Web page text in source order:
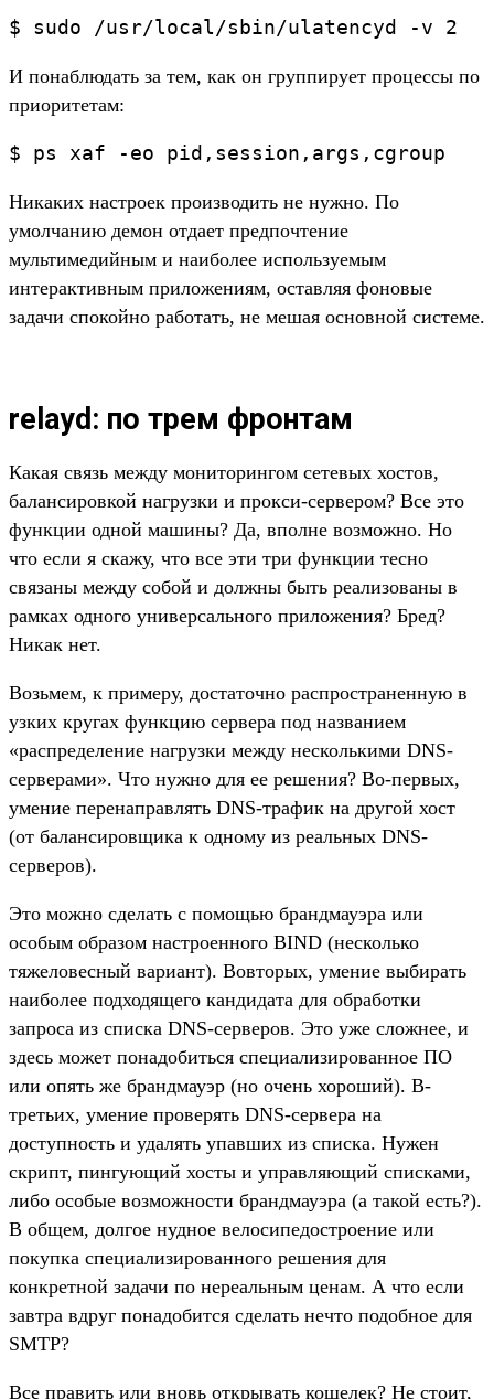
$ sudo /usr/local/sbin/ulatencyd -v 2
И понаблюдать за тем, как он группирует процессы по
приоритетам:
$ ps xaf -eo pid,session,args,cgroup
Никаких настроек производить не нужно. По
умолчанию демон отдает предпочтение
мультимедийным и наиболее используемым
интерактивным приложениям, оставляя фоновые
задачи спокойно работать, не мешая основной системе.
relayd: по трем фронтам
Какая связь между мониторингом сетевых хостов,
балансировкой нагрузки и прокси-сервером? Все это
функции одной машины? Да, вполне возможно. Но
что если я скажу, что все эти три функции тесно
связаны между собой и должны быть реализованы в
рамках одного универсального приложения? Бред?
Никак нет.
Возьмем, к примеру, достаточно распространенную в
узких кругах функцию сервера под названием
«распределение нагрузки между несколькими DNS-
серверами». Что нужно для ее решения? Во-первых,
умение перенаправлять DNS-трафик на другой хост
(от балансировщика к одному из реальных DNS-
серверов).
Это можно сделать с помощью брандмауэра или
особым образом настроенного BIND (несколько
тяжеловесный вариант). Вовторых, умение выбирать
наиболее подходящего кандидата для обработки
запроса из списка DNS-серверов. Это уже сложнее, и
здесь может понадобиться специализированное ПО
или опять же брандмауэр (но очень хороший). В-
третьих, умение проверять DNS-сервера на
доступность и удалять упавших из списка. Нужен
скрипт, пингующий хосты и управляющий списками,
либо особые возможности брандмауэра (а такой есть?).
В общем, долгое нудное велосипедостроение или
покупка специализированного решения для
конкретной задачи по нереальным ценам. А что если
завтра вдруг понадобится сделать нечто подобное для
SMTP?
Все править или вновь открывать кошелек? Не стоит,